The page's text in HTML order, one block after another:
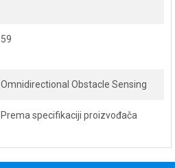
59
Omnidirectional Obstacle Sensing
Prema specifikaciji proizvođača